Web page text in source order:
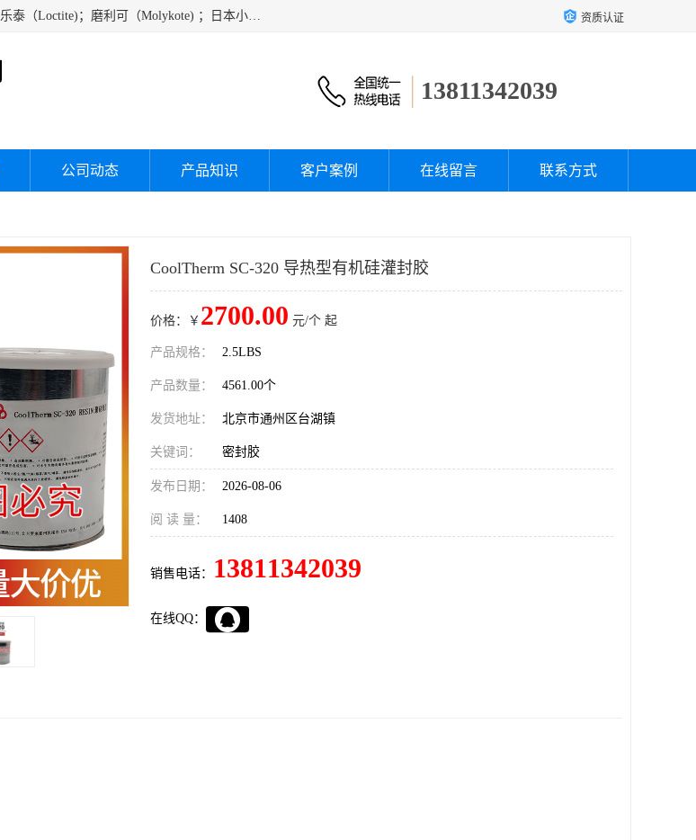
经销美国道康宁（DOW CORNING）硅胶；通用/东芝（GE/Toshiba）3M胶粘剂；乐泰（Loctite)；磨利可（Molykote) ；日本小西（KONISHI）硅胶；施敏打硬,硅胶；信越 产品；关东化成防潮披腹胶 ；三键；索尼；韩国Diabond，等各种电子电机电器进口硅胶产品、硅脂、硅油，经销美国道康宁（DOW CORNING）硅胶等 资质认证
13811342039
公司动态 产品知识 客户案例 在线留言 联系方式
CoolTherm SC-320 导热型有机硅灌封胶
价格：￥ 2700.00 元/个 起
产品规格： 2.5LBS
产品数量： 4561.00个
发货地址： 北京市通州区台湖镇
关键词： 密封胶
发布日期： 2026-08-06
阅 读 量： 1408
销售电话： 13811342039
在线QQ：